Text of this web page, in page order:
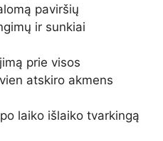
paviršių
ir sunkiai
prie visos
atskiro akmens
laiko išlaiko tvarkingą